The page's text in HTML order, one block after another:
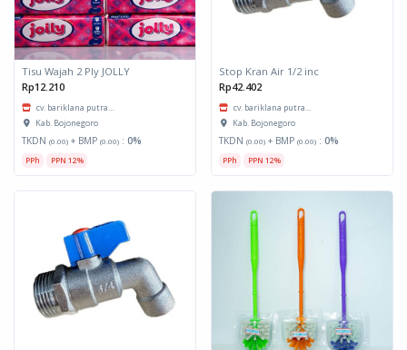
Tisu Wajah 2 Ply JOLLY
Rp12.210
cv. bariklana putra...
Kab. Bojonegoro
TKDN (0.00) + BMP (0.00) : 0%
PPh PPN 12%
Stop Kran Air 1/2 inc
Rp42.402
cv. bariklana putra...
Kab. Bojonegoro
TKDN (0.00) + BMP (0.00) : 0%
PPh PPN 12%